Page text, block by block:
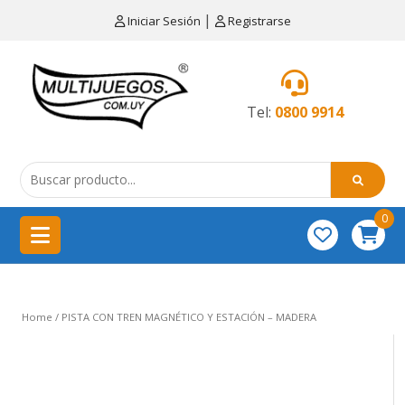
Iniciar Sesión | Registrarse
Tel: 0800 9914
MENÚ
de
cocina
China
importación
0
Home / PISTA CON TREN MAGNÉTICO Y ESTACIÓN – MADERA